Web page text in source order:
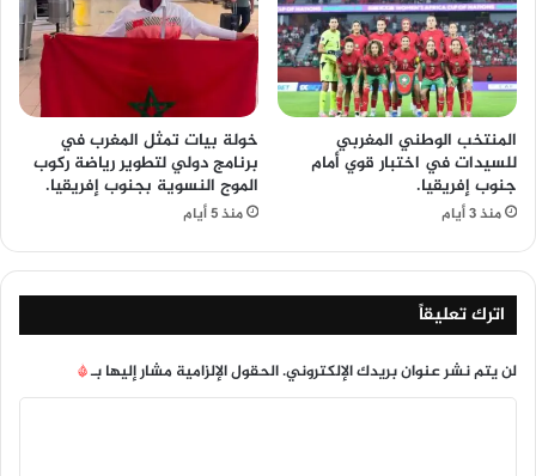
المنتخب الوطني المغربي
للسيدات في اختبار قوي أمام
جنوب إفريقيا.
منذ 3 أيام
خولة بيات تمثل المغرب في
برنامج دولي لتطوير رياضة ركوب
الموج النسوية بجنوب إفريقيا.
منذ 5 أيام
اترك تعليقاً
لن يتم نشر عنوان بريدك الإلكتروني.الحقول الإلزامية مشار إليها بـ*